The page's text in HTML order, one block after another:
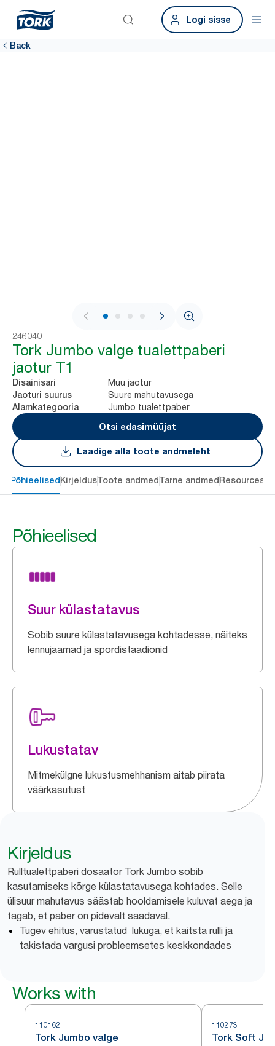
Logi sisse
Back
1 / 4
246040
Tork Jumbo valge tualettpaberi
jaotur T1
Disainisari Muu jaotur
Jaoturi suurus Suure mahutavusega
Alamkategooria
Jumbo tualettpaber
Otsi edasimüüjat
Laadige alla toote andmeleht
Põhieelised KirjeldusToote andmedTarne andmed Resources
Põhieelised
Suur külastatavus
Sobib suure külastatavusega kohtadesse, näiteks
lennujaamad ja spordistaadionid
Lukustatav
Mitmekülgne lukustusmehhanism aitab piirata
väärkasutust
Kirjeldus
Rulltualettpaberi dosaator Tork Jumbo sobib
kasutamiseks kõrge külastatavusega kohtades. Selle
ülisuur mahutavus säästab hooldamisele kuluvat aega ja
tagab, et paber on pidevalt saadaval.
Tugev ehitus, varustatud lukuga, et kaitsta rulli ja
takistada vargusi probleemsetes keskkondades
Works with
110162
Tork Jumbo valge
110273
Tork Soft